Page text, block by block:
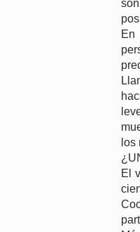
En
los
El